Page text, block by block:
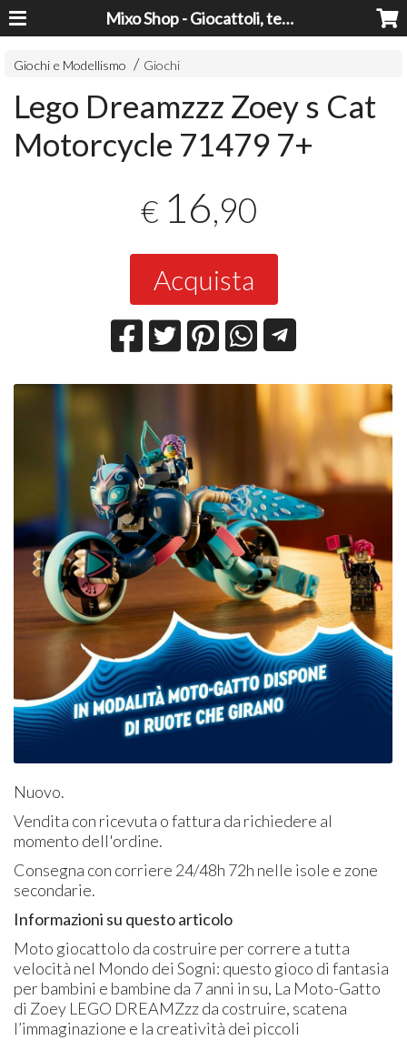
Mixo Shop - Giocattoli, tecnologia, casa e giardino a prezzi super!
Giochi e Modellismo Giochi
Lego Dreamzzz Zoey s Cat
Motorcycle 71479 7+
€ 16,90
Acquista
Nuovo.
Vendita con ricevuta o fattura da richiedere al
momento dell'ordine.
Consegna con corriere 24/48h 72h nelle isole e zone
secondarie.
Informazioni su questo articolo
Moto giocattolo da costruire per correre a tutta
velocità nel Mondo dei Sogni: questo gioco di fantasia
per bambini e bambine da 7 anni in su, La Moto-Gatto
di Zoey LEGO DREAMZzz da costruire, scatena
l’immaginazione e la creatività dei piccoli